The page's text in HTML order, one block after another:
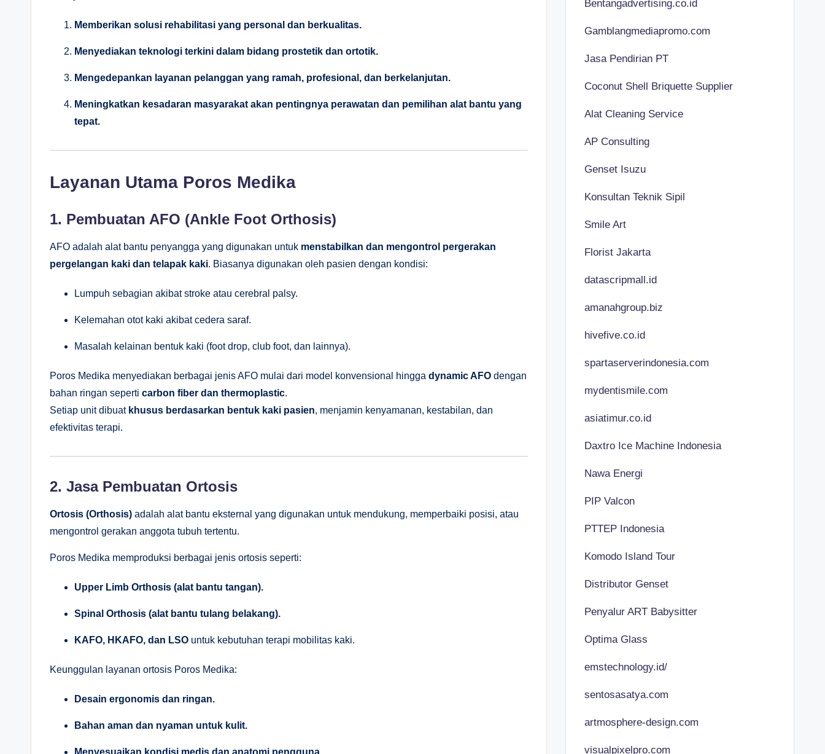
Memberikan solusi rehabilitasi yang personal dan berkualitas.
Menyediakan teknologi terkini dalam bidang prostetik dan ortotik.
Mengedepankan layanan pelanggan yang ramah, profesional, dan berkelanjutan.
Meningkatkan kesadaran masyarakat akan pentingnya perawatan dan pemilihan alat bantu yang
tepat.
Layanan Utama Poros Medika
1. Pembuatan AFO (Ankle Foot Orthosis)
AFO adalah alat bantu penyangga yang digunakan untuk menstabilkan dan mengontrol pergerakan
pergelangan kaki dan telapak kaki. Biasanya digunakan oleh pasien dengan kondisi:
Lumpuh sebagian akibat stroke atau cerebral palsy.
Kelemahan otot kaki akibat cedera saraf.
Masalah kelainan bentuk kaki (foot drop, club foot, dan lainnya).
Poros Medika menyediakan berbagai jenis AFO mulai dari model konvensional hingga dynamic AFO dengan
bahan ringan seperti carbon fiber dan thermoplastic.
Setiap unit dibuat khusus berdasarkan bentuk kaki pasien, menjamin kenyamanan, kestabilan, dan
efektivitas terapi.
2. Jasa Pembuatan Ortosis
Ortosis (Orthosis) adalah alat bantu eksternal yang digunakan untuk mendukung, memperbaiki posisi, atau
mengontrol gerakan anggota tubuh tertentu.
Poros Medika memproduksi berbagai jenis ortosis seperti:
Upper Limb Orthosis (alat bantu tangan).
Spinal Orthosis (alat bantu tulang belakang).
KAFO, HKAFO, dan LSO untuk kebutuhan terapi mobilitas kaki.
Keunggulan layanan ortosis Poros Medika:
Desain ergonomis dan ringan.
Bahan aman dan nyaman untuk kulit.
Menyesuaikan kondisi medis dan anatomi pengguna.
Bentangadvertising.co.id
Gamblangmediapromo.com
Jasa Pendirian PT
Coconut Shell Briquette Supplier
Alat Cleaning Service
AP Consulting
Genset Isuzu
Konsultan Teknik Sipil
Smile Art
Florist Jakarta
datascripmall.id
amanahgroup.biz
hivefive.co.id
spartaserverindonesia.com
mydentismile.com
asiatimur.co.id
Daxtro Ice Machine Indonesia
Nawa Energi
PIP Valcon
PTTEP Indonesia
Komodo Island Tour
Distributor Genset
Penyalur ART Babysitter
Optima Glass
emstechnology.id/
sentosasatya.com
artmosphere-design.com
visualpixelpro.com